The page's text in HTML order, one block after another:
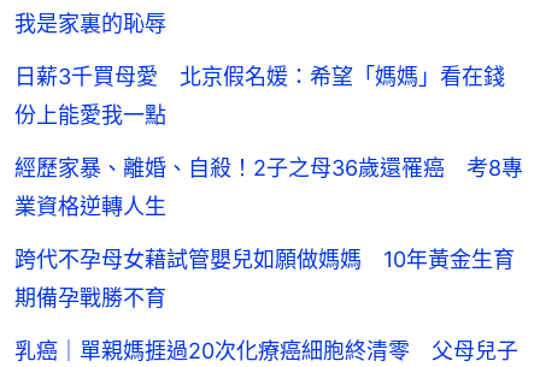
我是家裏的恥辱
日薪3千買母愛 北京假名媛：希望「媽媽」看在錢
份上能愛我一點
經歷家暴、離婚、自殺！2子之母36歲還罹癌 考8專
業資格逆轉人生
跨代不孕母女藉試管嬰兒如願做媽媽 10年黃金生育
期備孕戰勝不育
乳癌｜單親媽捱過20次化療癌細胞終清零 父母兒子